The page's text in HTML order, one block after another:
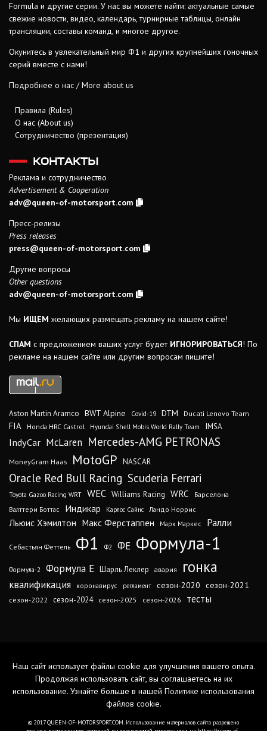
Formula и другие серии. У нас вы можете найти: актуальные самые
свежие новости, видео, календарь, турнирные таблицы, онлайн
трансляции, составы команд, и многое другое.
Окунитесь в увлекательный мир Ф1 и других крупнейших гоночных
серий вместе с нами!
Подробнее о нас / More about us
Правила (Rules)
О нас (About us)
Сотрудничество (презентация)
КОНТАКТЫ
Реклама и сотрудничество
Advertisement & Cooperation
adv@queen-of-motorsport.com
Пресс-релизы
Press releases
press@queen-of-motorsport.com
Другие вопросы
Other questions
adv@queen-of-motorsport.com
Мы ИЩЕМ желающих размещать рекламу на нашем сайте!
СПАМ с предложением ваших услуг будет ИГНОРИРОВАТЬСЯ! По
рекламе на нашем сайте или другим вопросам пишите!
Aston Martin Aramco BWT Alpine Covid-19 DTM Ducati Lenovo Team
FIA Honda HRC Castrol Hyundai Shell Mobis World Rally Team IMSA
IndyCar McLaren Mercedes-AMG PETRONAS
MoneyGram Haas MotoGP NASCAR
Oracle Red Bull Racing Scuderia Ferrari
Toyota Gazoo Racing WRT WEC Williams Racing WRC
Барселона
Валттери Боттас
Индикар Карлос Сайнс Ландо Норрис
Льюис Хэмилтон Макс Ферстаппен Марк Маркес Ралли
Себастьян Феттель Ф1 Ф2 ФЕ Формула-1
Формула-2 Формула Е Шарль Леклер авария гонка
квалификация коронавирус регламент сезон-2020 сезон-2021
сезон-2022 сезон-2024 сезон-2025 сезон-2026 тесты
Наш сайт использует файлы cookie для улучшения вашего опыта.
Продолжая использовать сайт, вы соглашаетесь на их
использование. Узнайте больше в нашей Политике использования
файлов cookie.
© 2017 QUEEN-OF-MOTORSPORT.COM. Использование материалов сайта разрешено